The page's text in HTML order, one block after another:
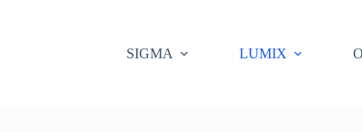
SIGMA LUMIX